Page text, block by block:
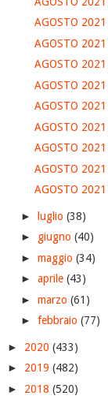
AGOSTO
AGOSTO
AGOSTO
AGOSTO
AGOSTO
AGOSTO
AGOSTO
AGOSTO
AGOSTO
► luglio (38)
► giugno (40)
► maggio (34)
► aprile (43)
► marzo (61)
► febbraio (77)
► 2020 (433)
► 2019 (482)
► 2018 (520)